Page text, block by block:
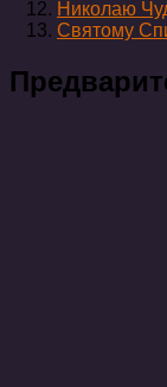
Николаю
Святому